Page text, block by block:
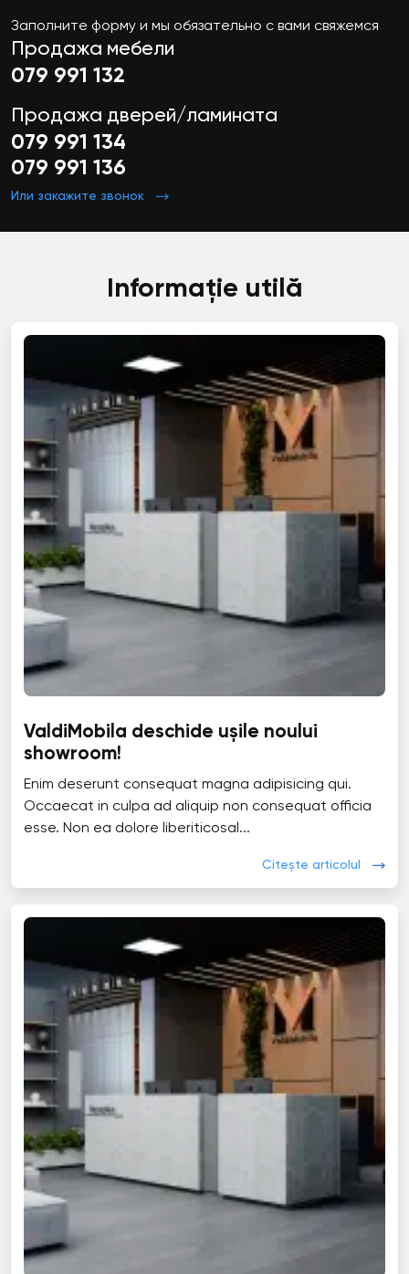
Заполните форму и мы обязательно с вами свяжемся
Продажа мебели
079 991 132
Продажа дверей/ламината
079 991 134
079 991 136
Или закажите звонок
Informație utilă
ValdiMobila deschide ușile noului
showroom!
Enim deserunt consequat magna adipisicing qui.
Occaecat in culpa ad aliquip non consequat officia
esse. Non ea dolore liberiticosal...
Citește articolul